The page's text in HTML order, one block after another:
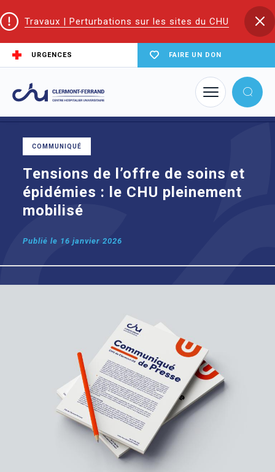
Travaux | Perturbations sur les sites du CHU
URGENCES FAIRE UN DON
Accueil
Tensions de l’offre de soins et épidémies : le CHU pleinement
COMMUNIQUÉ
Tensions de l’offre de soins et
épidémies : le CHU pleinement
mobilisé
Publié le 16 janvier 2026